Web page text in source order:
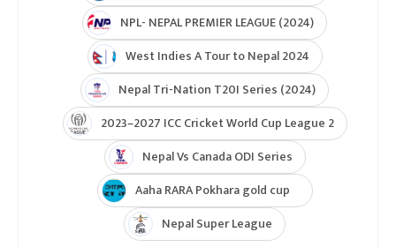
NPL- NEPAL PREMIER LEAGUE (2024)
West Indies A Tour to Nepal 2024
Nepal Tri-Nation T20I Series (2024)
2023–2027 ICC Cricket World Cup League 2
Nepal Vs Canada ODI Series
Aaha RARA Pokhara gold cup
Nepal Super League